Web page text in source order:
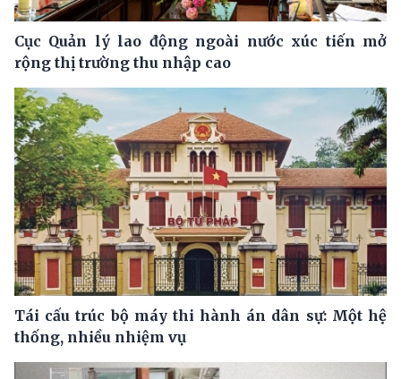
Cục Quản lý lao động ngoài nước xúc tiến mở
rộng thị trường thu nhập cao
Tái cấu trúc bộ máy thi hành án dân sự: Một hệ
thống, nhiều nhiệm vụ